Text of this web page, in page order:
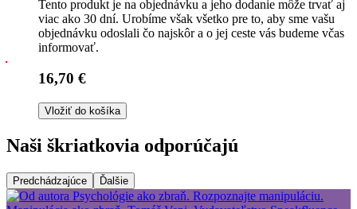
Tento produkt je na objednávku a jeho dodanie môže trvať aj
viac ako 30 dní. Urobíme však všetko pre to, aby sme vašu
objednávku odoslali čo najskôr a o jej ceste vás budeme včas
informovať.
16,70 €
Vložiť do košíka
Naši škriatkovia odporúčajú
Predchádzajúce Ďalšie